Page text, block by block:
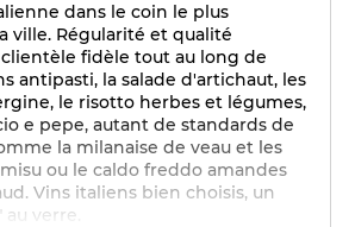
dans le coin le plus
ville. Régularité et qualité
fidèle tout au long de
antipasti, la salade d'artichaut, les
le risotto herbes et légumes,
e pepe, autant de standards de
la milanaise de veau et les
ou le caldo freddo amandes
Vins italiens bien choisis, un
verre.